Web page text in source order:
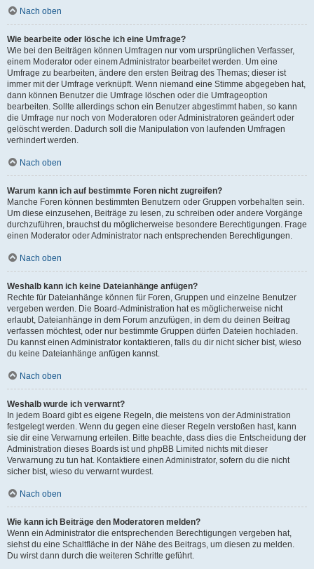
Nach oben
Wie bearbeite oder lösche ich eine Umfrage?
Wie bei den Beiträgen können Umfragen nur vom ursprünglichen Verfasser,
einem Moderator oder einem Administrator bearbeitet werden. Um eine
Umfrage zu bearbeiten, ändere den ersten Beitrag des Themas; dieser ist
immer mit der Umfrage verknüpft. Wenn niemand eine Stimme abgegeben hat,
dann können Benutzer die Umfrage löschen oder die Umfrageoption
bearbeiten. Sollte allerdings schon ein Benutzer abgestimmt haben, so kann
die Umfrage nur noch von Moderatoren oder Administratoren geändert oder
gelöscht werden. Dadurch soll die Manipulation von laufenden Umfragen
verhindert werden.
Nach oben
Warum kann ich auf bestimmte Foren nicht zugreifen?
Manche Foren können bestimmten Benutzern oder Gruppen vorbehalten sein.
Um diese einzusehen, Beiträge zu lesen, zu schreiben oder andere Vorgänge
durchzuführen, brauchst du möglicherweise besondere Berechtigungen. Frage
einen Moderator oder Administrator nach entsprechenden Berechtigungen.
Nach oben
Weshalb kann ich keine Dateianhänge anfügen?
Rechte für Dateianhänge können für Foren, Gruppen und einzelne Benutzer
vergeben werden. Die Board-Administration hat es möglicherweise nicht
erlaubt, Dateianhänge in dem Forum anzufügen, in dem du deinen Beitrag
verfassen möchtest, oder nur bestimmte Gruppen dürfen Dateien hochladen.
Du kannst einen Administrator kontaktieren, falls du dir nicht sicher bist, wieso
du keine Dateianhänge anfügen kannst.
Nach oben
Weshalb wurde ich verwarnt?
In jedem Board gibt es eigene Regeln, die meistens von der Administration
festgelegt werden. Wenn du gegen eine dieser Regeln verstoßen hast, kann
sie dir eine Verwarnung erteilen. Bitte beachte, dass dies die Entscheidung der
Administration dieses Boards ist und phpBB Limited nichts mit dieser
Verwarnung zu tun hat. Kontaktiere einen Administrator, sofern du die nicht
sicher bist, wieso du verwarnt wurdest.
Nach oben
Wie kann ich Beiträge den Moderatoren melden?
Wenn ein Administrator die entsprechenden Berechtigungen vergeben hat,
siehst du eine Schaltfläche in der Nähe des Beitrags, um diesen zu melden.
Du wirst dann durch die weiteren Schritte geführt.